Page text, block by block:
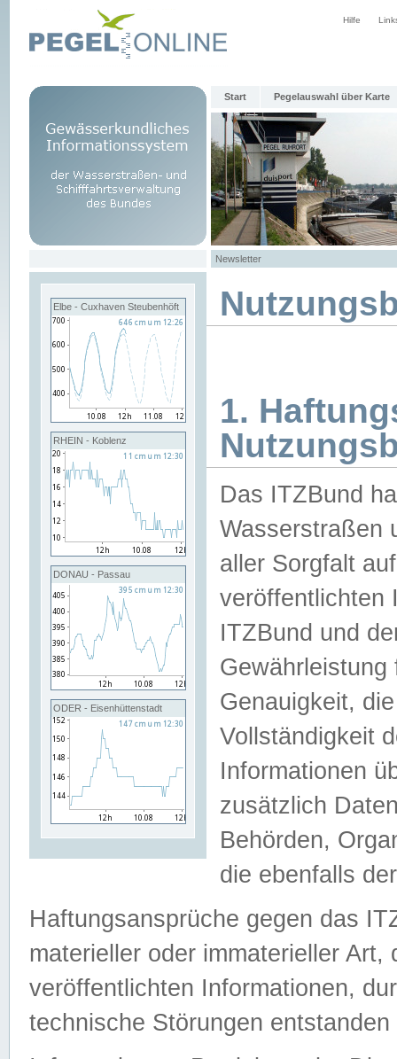
Hilfe
Start Pegelauswahl über Karte
Newsletter
Elbe - Cuxhaven Steubenhöft
RHEIN - Koblenz
DONAU - Passau
ODER - Eisenhüttenstadt
1.
Das ITZBund
Wasserstraßen
aller Sorgfalt
veröffentlichten
ITZBund und
Genauigkeit,
Vollständigkeit
Informationen
zusätzlich
Behörden,
die ebenfalls
Haftungsansprüche gegen das
materieller oder immaterieller
veröffentlichten Informationen,
technische Störungen